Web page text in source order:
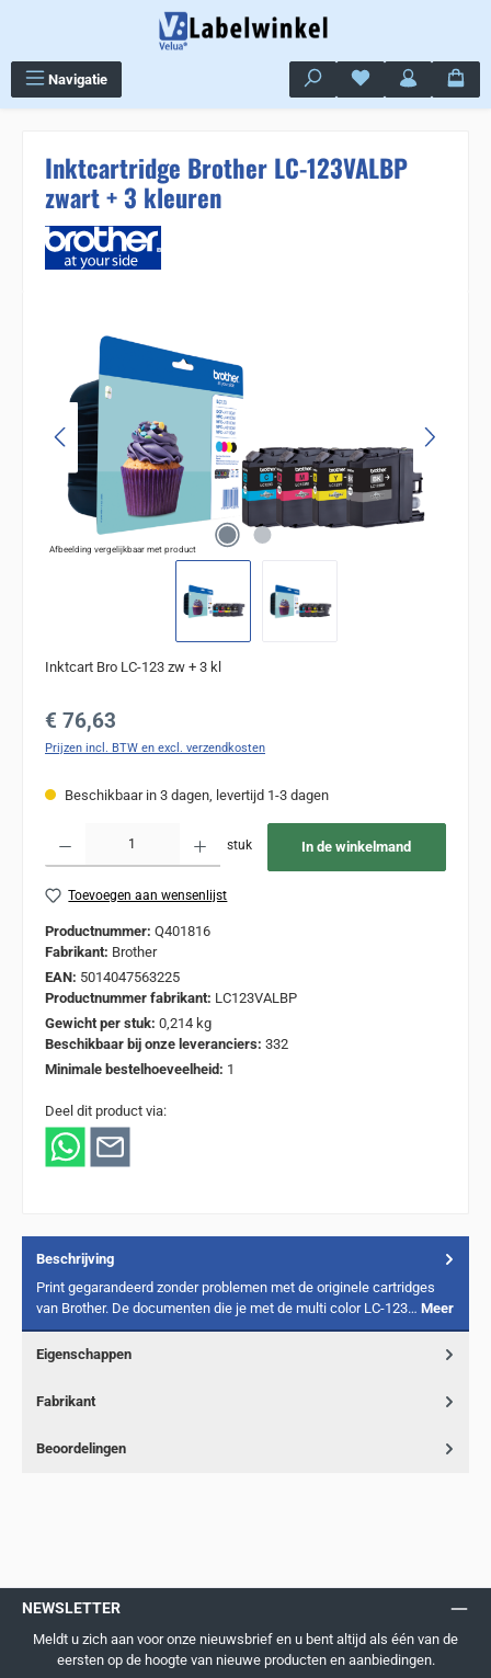
Navigatie Je hebt 0 items op
Inktcartridge Brother LC-123VALBP
zwart + 3 kleuren
Afbeelding vergelijkbaar met product
Inktcart Bro LC-123 zw + 3 kl
Normale prijs:
€ 76,63
Prijzen incl. BTW en excl. verzendkosten
Beschikbaar in 3 dagen, levertijd 1-3 dagen
stuk In de winkelmand
Toevoegen aan wensenlijst
Productnummer: Q401816
Fabrikant: Brother
EAN: 5014047563225
Productnummer fabrikant: LC123VALBP
Gewicht per stuk: 0,214 kg
Beschikbaar bij onze leveranciers: 332
Minimale bestelhoeveelheid: 1
Deel dit product via:
Beschrijving
Print gegarandeerd zonder problemen met de originele cartridges
van Brother. De documenten die je met de multi color LC-123… Meer
Eigenschappen
Fabrikant
Beoordelingen
NEWSLETTER
Meldt u zich aan voor onze nieuwsbrief en u bent altijd als één van de
eersten op de hoogte van nieuwe producten en aanbiedingen.